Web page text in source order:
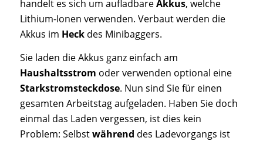
handelt es sich um aufladbareAkkus, welche
Lithium-Ionen verwenden. Verbaut werden die
Akkus im Heckdes Minibaggers.
Sie laden die Akkus ganz einfach am
Haushaltsstrom oder verwenden optional eine
Starkstromsteckdose. Nun sind Sie für einen
gesamten Arbeitstag aufgeladen. Haben Sie doch
einmal das Laden vergessen, ist dies kein
Problem: Selbstwährend des Ladevorgangs ist